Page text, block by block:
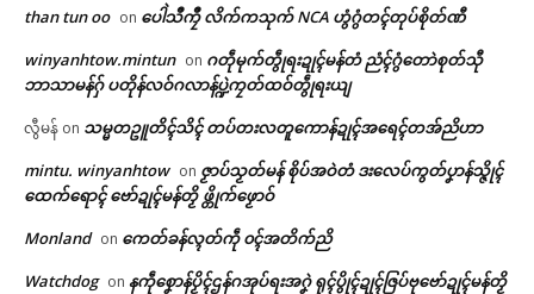
ပရိုၚ်လက္ကရဴအိုတ်
🏛 လညာတ်ပါ်ပဲါ
ဗွဳဒဳယဵု
ကေတ်အဆက်
ဗွဲကြဴနူနာဲဟလာ ကွာန်ဘာဒေါဝ်
အပ်စွံသၠာဲဂတးလဝ် ကိုဋ် (၄) လ
May 19, 2026
In "ပရိုၚ်"
မုညးတအ် ဟီု မုညးတအ် ဂး – စ
July 7, 2026
In "Vox Pop"
than tun oo on ပေါဲသဳကၠဳ လိက်ကသုက် NCA ဟွံဂွံတၚ်တုပ်စိုတ်ဏီ
winyanhtow.mintun on ဂတဵုမုက်တွဵုရးဍုၚ်မန်တံ ညံၚ်ဂွံတောဲစုတ်သီု
ဘာသာမန်ဂှ် ပတိုန်လဝ်ဂလာန်ပ္ဍဲကၠတ်ထဝ်တွဵုရးယျ
လွီမန် on သမ္မတဥူတိၚ်သိၚ် တပ်တးလတူကောန်ဍုၚ်အရေၚ်တအ်ညိဟာ
mintu. winyanhtow on ဇၟာပ်သၟတ်မန် စိုပ်အဝဲတံ ဒးလေပ်ကွတ်ပၞာန်သ္ဇိုၚ်
ထေက်ရောၚ် ဗော်ဍုၚ်မန်တၟိ ဖ္တိုက်ဖၟောဝ်
Monland on ကေတ်ခန်လ္ၚတ်ကဵု ၀ၚ်အတိက်ညိ
Watchdog on နကဵုစၞောန်ပၟိၚ်ဌန်ဂအုပ်ရးအဂၞဲ ရုၚ်ပွိုၚ်ဍုၚ်ဇြပ်ဗုဗော်ဍုၚ်မန်တၟိ